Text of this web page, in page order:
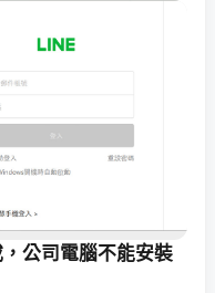
公司電腦不能安裝